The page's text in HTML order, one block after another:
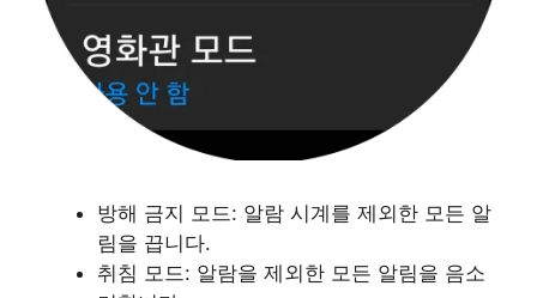
방해 금지 모드: 알람 시계를 제외한 모든 알
림을 끕니다.
취침 모드: 알람을 제외한 모든 알림을 음소